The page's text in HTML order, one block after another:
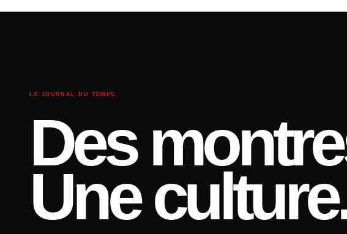
LE JOURNAL DU TEMPS
Des
Une